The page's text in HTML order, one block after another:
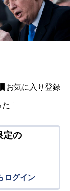
お気に入り登録
！
定の
ログイン